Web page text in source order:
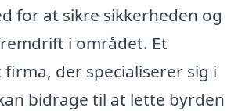
for at sikre sikkerheden og
i området. Et
der specialiserer sig i
bidrage til at lette byrden